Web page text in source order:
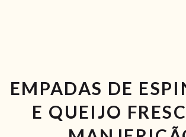
EMPADAS DE
E QUEIJO